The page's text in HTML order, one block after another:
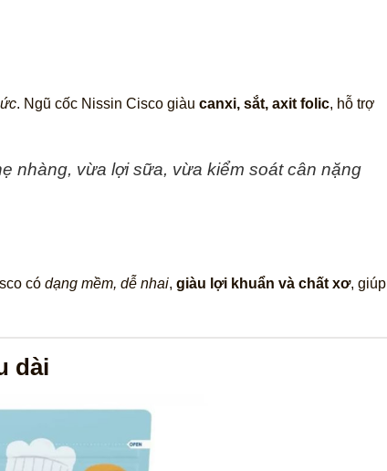
. Ngũ cốc Nissin Cisco giàucanxi, sắt, axit folic, hỗ trợ
nhàng, vừa lợi sữa, vừa kiểm soát cân nặng
códạng mềm, dễ nhai,giàu lợi khuẩn và chất xơ, giúp
dài